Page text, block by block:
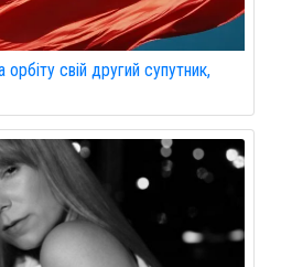
орбіту свій другий супутник,